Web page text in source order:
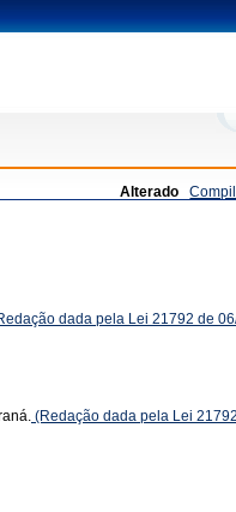
Alterado
dada pela Lei 21792 de
(Redação dada pela Lei